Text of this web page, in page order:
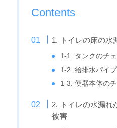
Contents
1. トイレの床の水
1-1. タンクのチ
1-2. 給排水パイ
1-3. 便器本体の
2. トイレの水漏れ
被害